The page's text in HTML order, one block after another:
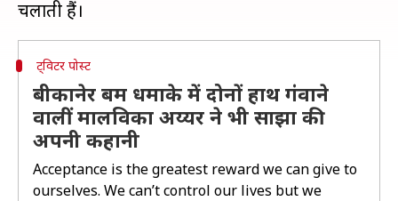
ट्विटर पोस्ट
बीकानेर बम धमाके में दोनों हाथ गंवाने
वालीं मालविका अय्यर ने भी साझा की
अपनी कहानी
Acceptance is the greatest reward we can give to
ourselves. We can’t control our lives but we